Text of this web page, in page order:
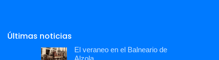
Últimas noticias
El veraneo en el Balneario de